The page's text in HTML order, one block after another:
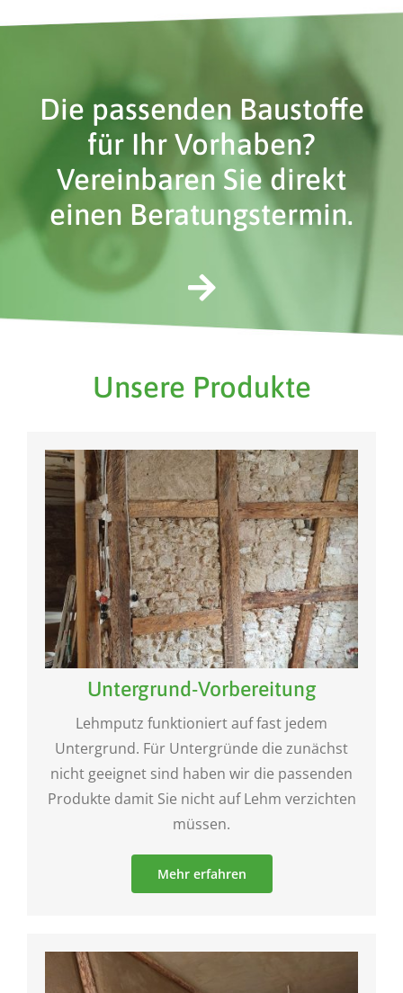
Die passenden Baustoffe
für Ihr Vorhaben?
Vereinbaren Sie direkt
einen Beratungstermin.
Unsere Produkte
Untergrund-Vorbereitung
Lehmputz funktioniert auf fast jedem
Untergrund. Für Untergründe die zunächst
nicht geeignet sind haben wir die passenden
Produkte damit Sie nicht auf Lehm verzichten
müssen.
Mehr erfahren